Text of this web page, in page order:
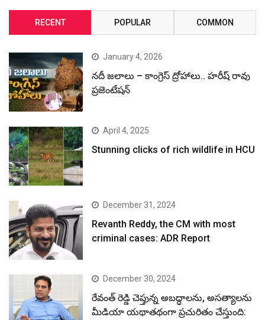
RECENT POPULAR COMMON
January 4, 2026
నదీ జలాలు – కాంగ్రెస్ ద్రోహాలు.. హరీష్ రావు
ప్రజెంటేషన్
April 4, 2025
Stunning clicks of rich wildlife in HCU
December 31, 2024
Revanth Reddy, the CM with most
criminal cases: ADR Report
December 30, 2024
రేవంత్ రెడ్డి చెప్తున్న అబద్ధాలను, అసత్యాలను
మీడియా యథాతథంగా ప్రచురితం చేస్తుంది: